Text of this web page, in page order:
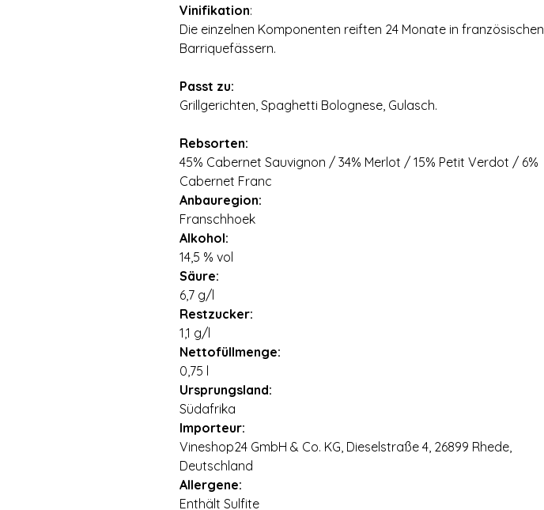
Vinifikation:
Die einzelnen Komponenten reiften 24 Monate in französischen
Barriquefässern.
Passt zu:
Grillgerichten, Spaghetti Bolognese, Gulasch.
Rebsorten:
45% Cabernet Sauvignon / 34% Merlot / 15% Petit Verdot / 6%
Cabernet Franc
Anbauregion:
Franschhoek
Alkohol:
14,5 % vol
Säure:
6,7 g/l
Restzucker:
1,1 g/l
Nettofüllmenge:
0,75 l
Ursprungsland:
Südafrika
Importeur:
Vineshop24 GmbH & Co. KG, Dieselstraße 4, 26899 Rhede,
Deutschland
Allergene:
Enthält Sulfite